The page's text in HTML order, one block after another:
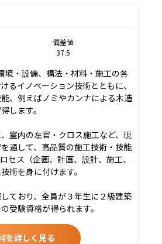
偏差値
37.5
境・設備、構法・材料・施工の各
るイノベーション技術とともに、
、例えばノミやカンナによる木造
します。
室内の左官・クロス施工など、現
通して、高品質の施工技術・技能
セス（企画、計画、設計、施工、
術を身に付けます。
ており、全員が３年生に２級建築
受験資格が得られます。
を詳しく見る